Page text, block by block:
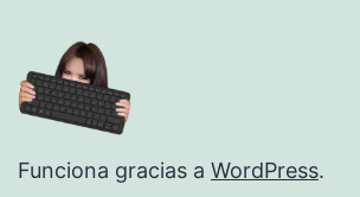
Funciona gracias a WordPress.